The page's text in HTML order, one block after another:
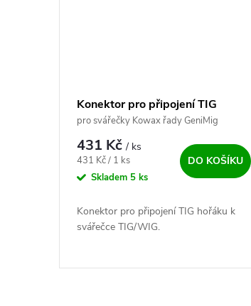
Konektor pro připojení TIG
hořáku (14-pin)
pro svářečky Kowax řady GeniMig
431 Kč/ ks
Měrná cena:
431 Kč / 1 ks
Skladem 5 ks
DO KOŠÍKU
Konektor pro připojení TIG hořáku k
svářečce TIG/WIG.